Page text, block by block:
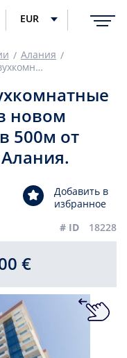
EUR
Алания
Меблированные двухкомнатные апартаменты, 69м², в новом элитном комплексе в 500м от моря в Махмутларе, Алания.
новом
500м от
Добавить в
избранное
# ID
18228
€